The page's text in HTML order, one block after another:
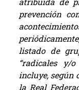
prevención
listado de
“radicales y/
incluye, según
la Real